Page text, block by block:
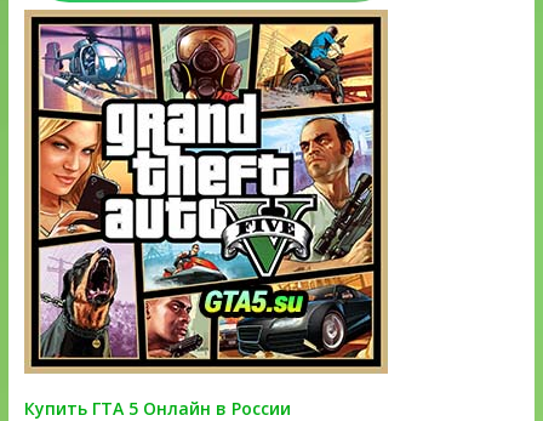
Купить ГТА 5 Онлайн в России